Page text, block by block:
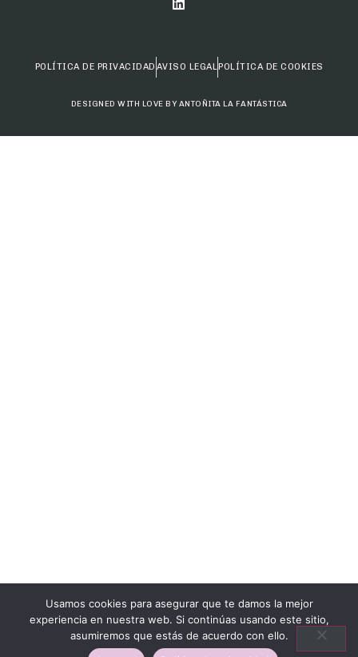
POLÍTICA DE PRIVACIDAD AVISO LEGAL POLÍTICA DE COOKIES
DESIGNED WITH LOVE BY ANTOÑITA LA FANTÁSTICA
Usamos cookies para asegurar que te damos la mejor
experiencia en nuestra web. Si continúas usando este sitio,
asumiremos que estás de acuerdo con ello.